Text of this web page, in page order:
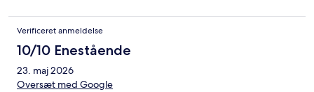
Verificeret anmeldelse
10/10 Enestående
23. maj 2026
Oversæt med Google